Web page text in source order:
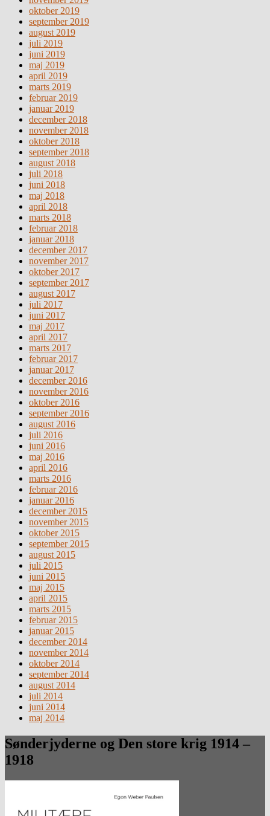
oktober 2019
september 2019
august 2019
juli 2019
juni 2019
maj 2019
april 2019
marts 2019
februar 2019
januar 2019
december 2018
november 2018
oktober 2018
september 2018
august 2018
juli 2018
juni 2018
maj 2018
april 2018
marts 2018
februar 2018
januar 2018
december 2017
november 2017
oktober 2017
september 2017
august 2017
juli 2017
juni 2017
maj 2017
april 2017
marts 2017
februar 2017
januar 2017
december 2016
november 2016
oktober 2016
september 2016
august 2016
juli 2016
juni 2016
maj 2016
april 2016
marts 2016
februar 2016
januar 2016
december 2015
november 2015
oktober 2015
september 2015
august 2015
juli 2015
juni 2015
maj 2015
april 2015
marts 2015
februar 2015
januar 2015
december 2014
november 2014
oktober 2014
september 2014
august 2014
juli 2014
juni 2014
maj 2014
Sønderjyderne og Den store krig 1914 –
1918